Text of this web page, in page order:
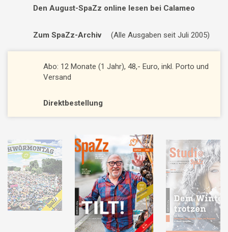
Den August-SpaZz online lesen bei Calameo
Zum SpaZz-Archiv (Alle Ausgaben seit Juli 2005)
Abo: 12 Monate (1 Jahr), 48,- Euro, inkl. Porto und
Versand
Direktbestellung